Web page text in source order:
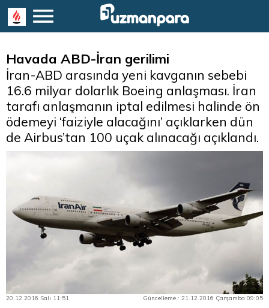
Havada ABD-İran gerilimi
İran-ABD arasında yeni kavganın sebebi
16.6 milyar dolarlık Boeing anlaşması. İran
tarafı anlaşmanın iptal edilmesi halinde ön
ödemeyi ‘faiziyle alacağını’ açıklarken dün
de Airbus’tan 100 uçak alınacağı açıklandı.
20.12.2016 Salı 11:51 Güncelleme : 21.12.2016 Çarşamba 09:05